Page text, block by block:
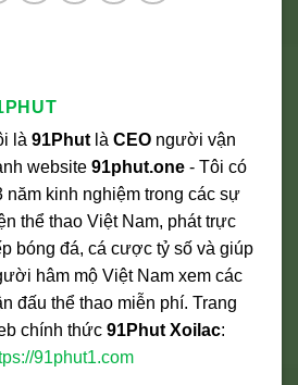
là 91Phut là CEO người vận
website 91phut.one - Tôi có
năm kinh nghiệm trong các sự
thể thao Việt Nam, phát trực
bóng đá, cá cược tỷ số và giúp
hâm mộ Việt Nam xem các
đấu thể thao miễn phí. Trang
chính thức 91Phut Xoilac:
91phut1.com